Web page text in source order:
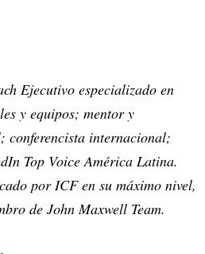
Ejecutivo especializado en
y equipos; mentor y
conferencista internacional;
Top Voice América Latina.
por ICF en su máximo nivel,
de John Maxwell Team.